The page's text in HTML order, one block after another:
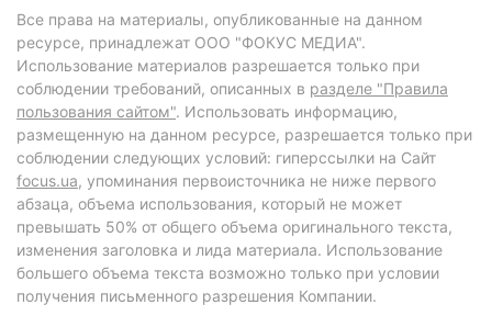
Все права на материалы, опубликованные на данном
ресурсе, принадлежат ООО "ФОКУС МЕДИА".
Использование материалов разрешается только при
соблюдении требований, описанных в разделе "Правила
пользования сайтом". Использовать информацию,
размещенную на данном ресурсе, разрешается только при
соблюдении следующих условий: гиперссылки на Сайт
focus.ua, упоминания первоисточника не ниже первого
абзаца, объема использования, который не может
превышать 50% от общего объема оригинального текста,
изменения заголовка и лида материала. Использование
большего объема текста возможно только при условии
получения письменного разрешения Компании.